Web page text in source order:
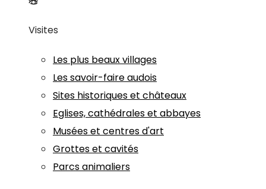
Visites
Les plus beaux villages
Les savoir-faire audois
Sites historiques et châteaux
Eglises, cathédrales et abbayes
Musées et centres d'art
Grottes et cavités
Parcs animaliers